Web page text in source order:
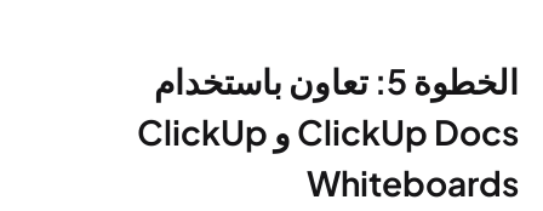
الخطوة 5: تعاون باستخدام
ClickUp Docs و ClickUp
Whiteboards